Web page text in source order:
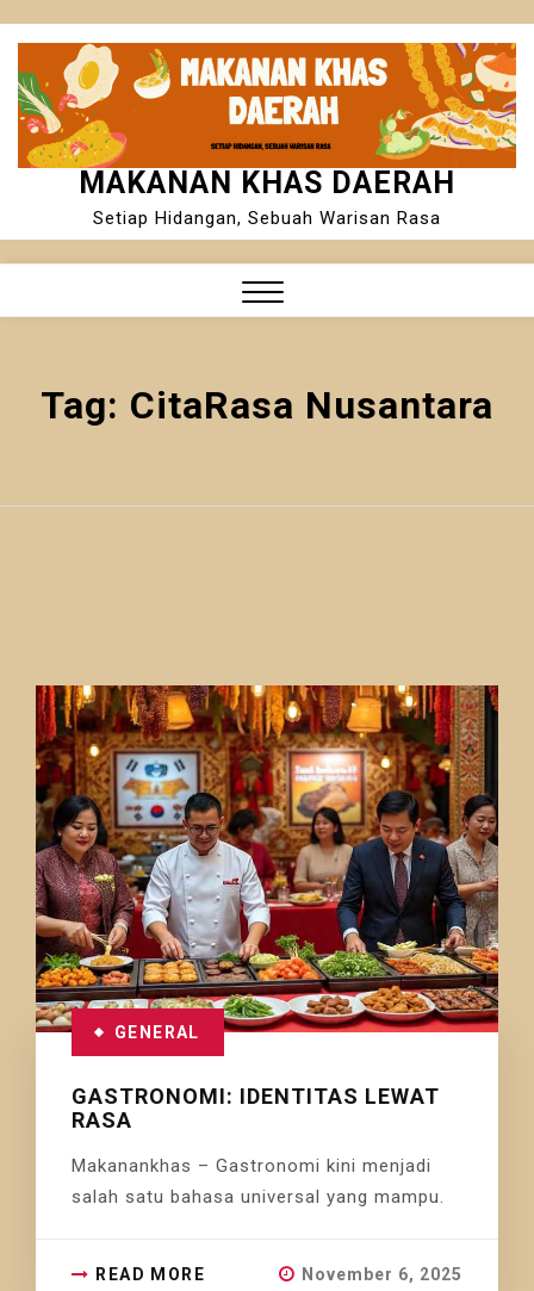
Skip
content
MAKANAN KHAS DAERAH
Setiap Hidangan, Sebuah Warisan Rasa
Tag: CitaRasa Nusantara
GENERAL
GASTRONOMI: IDENTITAS LEWAT
RASA
Makanankhas – Gastronomi kini menjadi
salah satu bahasa universal yang mampu.
READ MORE November 6, 2025